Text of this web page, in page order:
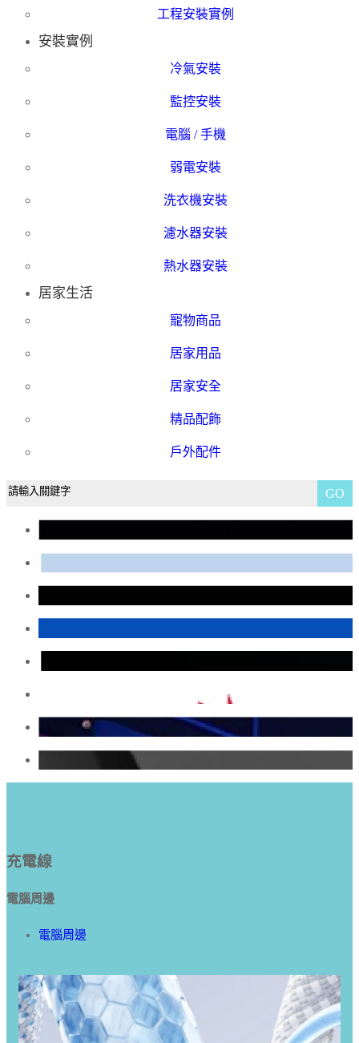
工程安裝實例
安裝實例
冷氣安裝
監控安裝
電腦 / 手機
弱電安裝
洗衣機安裝
濾水器安裝
熱水器安裝
居家生活
寵物商品
居家用品
居家安全
精品配飾
戶外配件
GO
充電線
電腦周邊
電腦周邊